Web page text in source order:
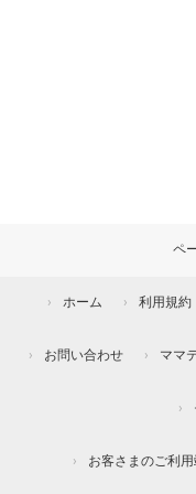
ペ
ホーム 利用規約
お問い合わせ ママ
お客さまのご利